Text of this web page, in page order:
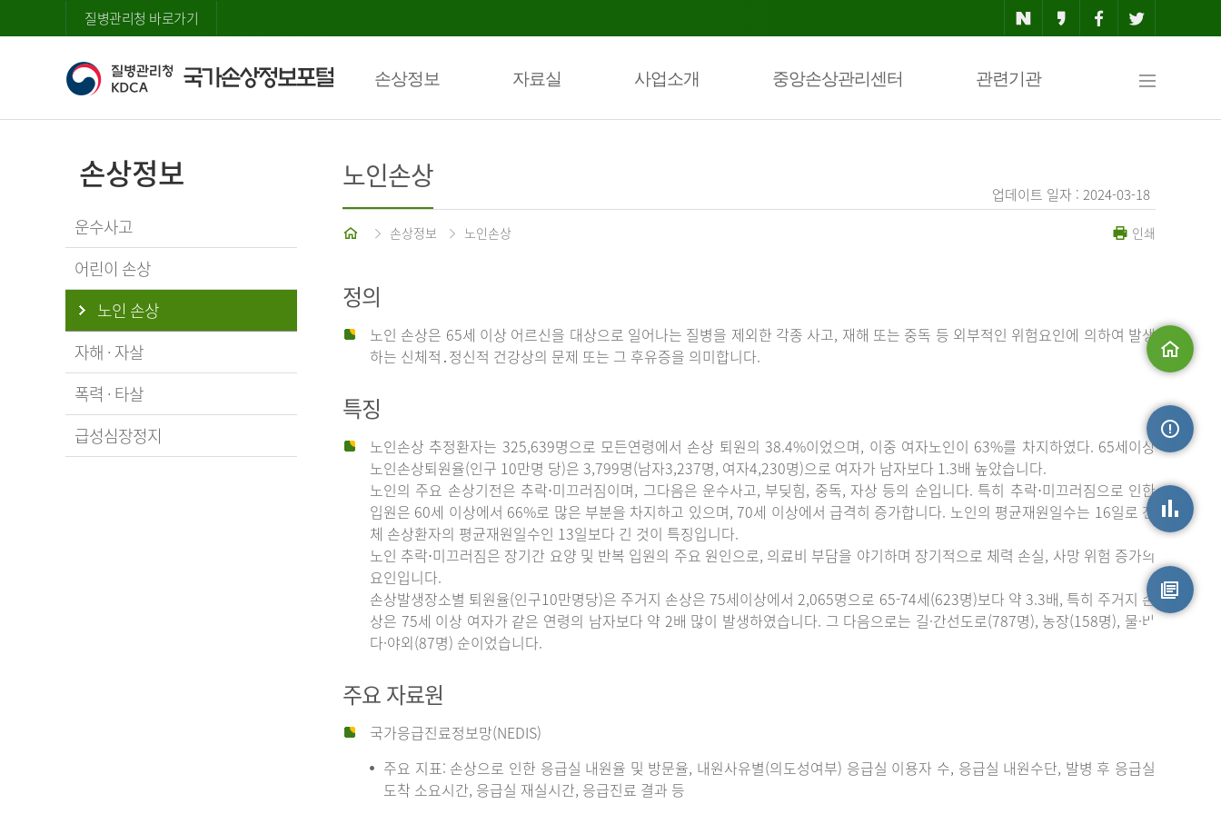
질병관리청 바로가기
손상정보 자료실 사업소개 중앙손상관리센터 관련기관
맵
손상정보
운수사고
어린이 손상
노인 손상
자해 · 자살
폭력 · 타살
급성심장정지
업데이트 일자 : 2024-03-18
노인손상
홈 손상정보 노인손상 인쇄
정의
노인 손상은 65세 이상 어르신을 대상으로 일어나는 질병을 제외한 각종 사고, 재해 또는 중독 등 외부적인 위험요인에 의하여 발생
하는 신체적․정신적 건강상의 문제 또는 그 후유증을 의미합니다.
특징
노인손상 추정환자는 325,639명으로 모든연령에서 손상 퇴원의 38.4%이었으며, 이중 여자노인이 63%를 차지하였다. 65세이상
노인손상퇴원율(인구 10만명 당)은 3,799명(남자3,237명, 여자4,230명)으로 여자가 남자보다 1.3배 높았습니다.
노인의 주요 손상기전은 추락⋅미끄러짐이며, 그다음은 운수사고, 부딪힘, 중독, 자상 등의 순입니다. 특히 추락⋅미끄러짐으로 인한
입원은 60세 이상에서 66%로 많은 부분을 차지하고 있으며, 70세 이상에서 급격히 증가합니다. 노인의 평균재원일수는 16일로 전
체 손상환자의 평균재원일수인 13일보다 긴 것이 특징입니다.
노인 추락⋅미끄러짐은 장기간 요양 및 반복 입원의 주요 원인으로, 의료비 부담을 야기하며 장기적으로 체력 손실, 사망 위험 증가의
요인입니다.
손상발생장소별 퇴원율(인구10만명당)은 주거지 손상은 75세이상에서 2,065명으로 65-74세(623명)보다 약 3.3배, 특히 주거지 손
상은 75세 이상 여자가 같은 연령의 남자보다 약 2배 많이 발생하였습니다. 그 다음으로는 길·간선도로(787명), 농장(158명), 물·바
다·야외(87명) 순이었습니다.
주요 자료원
국가응급진료정보망(NEDIS)
주요 지표: 손상으로 인한 응급실 내원율 및 방문율, 내원사유별(의도성여부) 응급실 이용자 수, 응급실 내원수단, 발병 후 응급실
도착 소요시간, 응급실 재실시간, 응급진료 결과 등
원시자료